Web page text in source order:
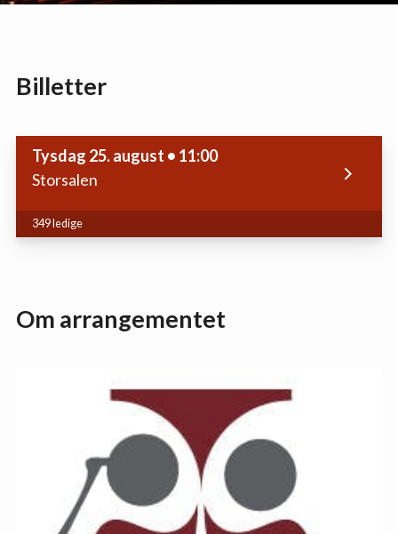
Billetter
Tysdag 25. august • 11:00
Storsalen
349 ledige
Om arrangementet